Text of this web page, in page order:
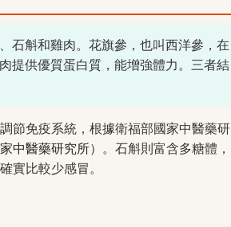
石斛和雞肉。花旗參，也叫西洋參，在
提供優質蛋白質，能增強體力。三者結
節免疫系統，根據衛福部國家中醫藥研
中醫藥研究所）。石斛則富含多糖體，
實比較少感冒。